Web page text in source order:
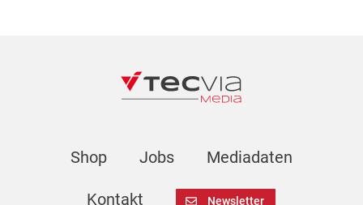
Shop Jobs Mediadaten
Kontakt Newsletter